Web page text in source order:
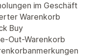
im Geschäft
Warenkorb
Buy
Out-Warenkorb